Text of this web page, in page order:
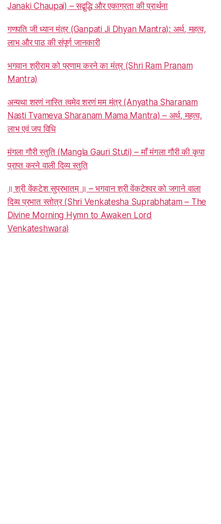
Janaki Chaupai) – सद्बुद्धि और एकाग्रता की प्रार्थना
गणपति जी ध्यान मंत्र (Ganpati Ji Dhyan Mantra): अर्थ, महत्व,
लाभ और पाठ की संपूर्ण जानकारी
भगवान श्रीराम को प्रणाम करने का मंत्र (Shri Ram Pranam
Mantra)
अन्यथा शरणं नास्ति त्वमेव शरणं मम मंत्र (Anyatha Sharanam
Nasti Tvameva Sharanam Mama Mantra) – अर्थ, महत्व,
लाभ एवं जप विधि
मंगला गौरी स्तुति (Mangla Gauri Stuti) – माँ मंगला गौरी की कृपा
प्राप्त करने वाली दिव्य स्तुति
॥ श्री वेंकटेश सुप्रभातम् ॥ – भगवान श्री वेंकटेश्वर को जगाने वाला
दिव्य प्रभात स्तोत्र (Shri Venkatesha Suprabhatam – The
Divine Morning Hymn to Awaken Lord
Venkateshwara)